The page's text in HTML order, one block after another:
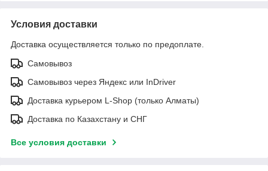
Условия доставки
Доставка осуществляется только по предоплате.
Самовывоз
Самовывоз через Яндекс или InDriver
Доставка курьером L-Shop (только Алматы)
Доставка по Казахстану и СНГ
Все условия доставки